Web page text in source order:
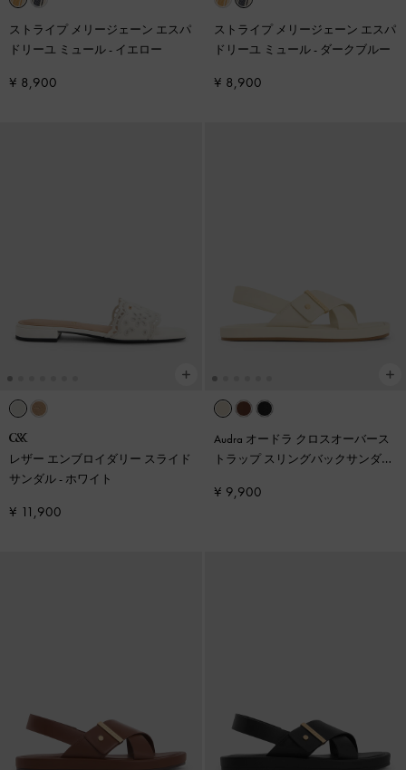
ストライプ メリージェーン エスパ
ドリーユ ミュール- イエロー
¥ 8,900
ストライプ メリージェーン エスパ
ドリーユ ミュール- ダークブルー
¥ 8,900
レザー エンブロイダリー スライド
サンダル- ホワイト
¥ 11,900
Audra オードラ クロスオーバース
トラップ スリングバックサンダル
¥ 9,900